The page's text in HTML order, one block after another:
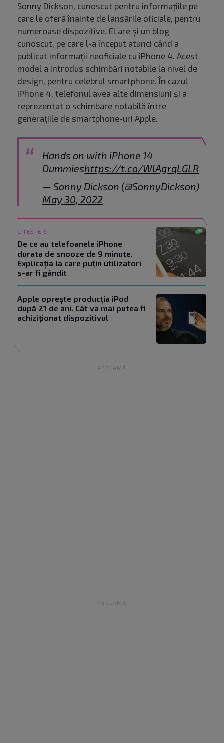
Sonny Dickson, cunoscut pentru informațiile pe
care le oferă înainte de lansările oficiale, pentru
numeroase dispozitive. El are și un blog
cunoscut, pe care l-a început atunci când a
publicat informații neoficiale cu iPhone 4. Acest
model a introdus schimbări notabile la nivel de
design, pentru celebrul smartphone. În cazul
iPhone 4, telefonul avea alte dimensiuni și a
reprezentat o schimbare notabilă între
generațiile de smartphone-uri Apple.
Hands on with iPhone 14
Dummieshttps://t.co/WlAgrqLGLR
— Sonny Dickson (@SonnyDickson)
May 30, 2022
CITEȘTE ȘI
De ce au telefoanele iPhone
durata de snooze de 9 minute.
Explicația la care puțin utilizatori
s-ar fi gândit
Apple oprește producția iPod
după 21 de ani. Cât va mai putea fi
achiziționat dispozitivul
RECLAMĂ
RECLAMĂ